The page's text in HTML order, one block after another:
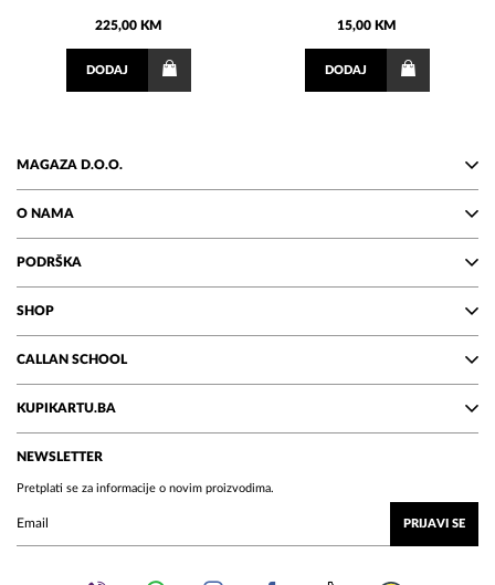
225,00 KM
DODAJ
15,00 KM
DODAJ
MAGAZA D.O.O.
O NAMA
PODRŠKA
SHOP
CALLAN SCHOOL
KUPIKARTU.BA
NEWSLETTER
Pretplati se za informacije o novim proizvodima.
PRIJAVI SE